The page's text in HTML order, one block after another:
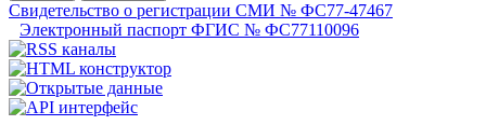
Свидетельство о регистрации СМИ № ФС77-47467
Электронный паспорт ФГИС № ФС77110096